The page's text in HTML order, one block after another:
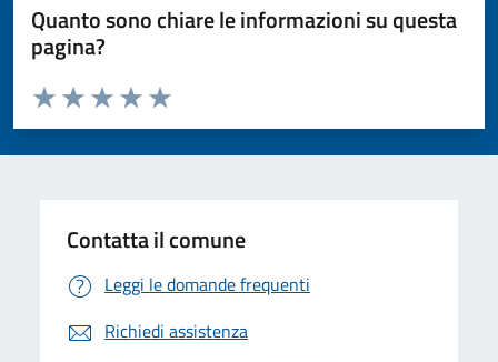
Quanto sono chiare le informazioni su questa
pagina?
Valuta da 1 a 5 stelle la pagina
Valuta 5 stelle su 5
Valuta 4 stelle su 5
Valuta 3 stelle su 5
Valuta 2 stelle su 5
Valuta 1 stelle su 5
Contatta il comune
Leggi le domande frequenti
Richiedi assistenza